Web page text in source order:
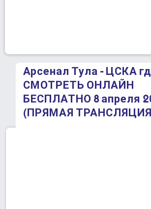
Арсенал Тула - ЦСКА
СМОТРЕТЬ ОНЛАЙН
БЕСПЛАТНО 8 апреля
(ПРЯМАЯ